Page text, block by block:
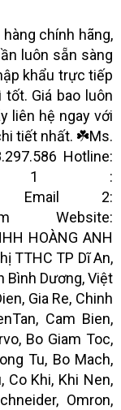
chính hãng,
luôn sẵn sàng
khẩu trực tiếp
Giá bao luôn
liên hệ ngay với
tiết nhất. ☘️Ms.
Hotline:
1 :
Email 2:
Website:
HOÀNG ANH
TTHC TP Dĩ An,
Bình Dương, Việt
Gia Re, Chinh
Cam Bien,
Bo Giam Toc,
Tu, Bo Mach,
Co Khi, Khi Nen,
Omron,